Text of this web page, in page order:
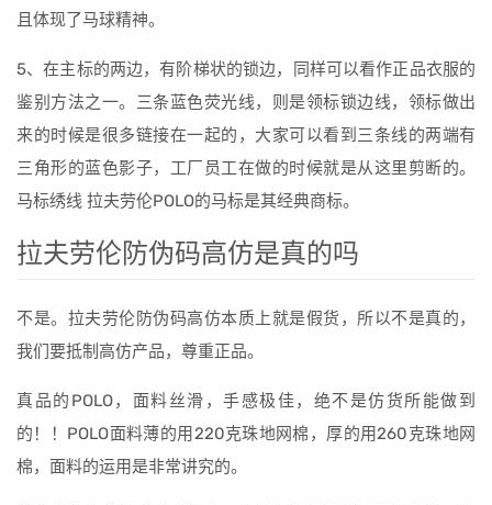
且体现了马球精神。
5、在主标的两边，有阶梯状的锁边，同样可以看作正品衣服的
鉴别方法之一。三条蓝色荧光线，则是领标锁边线，领标做出
来的时候是很多链接在一起的，大家可以看到三条线的两端有
三角形的蓝色影子，工厂员工在做的时候就是从这里剪断的。
马标绣线 拉夫劳伦POLO的马标是其经典商标。
拉夫劳伦防伪码高仿是真的吗
不是。拉夫劳伦防伪码高仿本质上就是假货，所以不是真的，
我们要抵制高仿产品，尊重正品。
真品的POLO，面料丝滑，手感极佳，绝不是仿货所能做到
的！！POLO面料薄的用220克珠地网棉，厚的用260克珠地网
棉，面料的运用是非常讲究的。